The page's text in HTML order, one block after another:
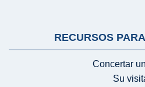
RECURSOS
Concertar
Su